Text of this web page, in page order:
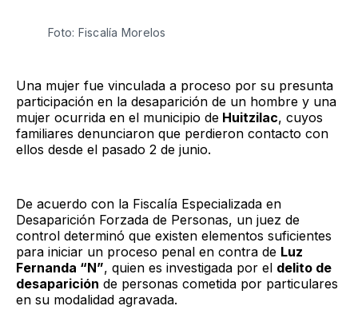
Foto: Fiscalía Morelos
Una mujer fue vinculada a proceso por su presunta
participación en la desaparición de un hombre y una
mujer ocurrida en el municipio de Huitzilac, cuyos
familiares denunciaron que perdieron contacto con
ellos desde el pasado 2 de junio.
De acuerdo con la Fiscalía Especializada en
Desaparición Forzada de Personas, un juez de
control determinó que existen elementos suficientes
para iniciar un proceso penal en contra de Luz
Fernanda “N”, quien es investigada por el delito de
desaparición de personas cometida por particulares
en su modalidad agravada.